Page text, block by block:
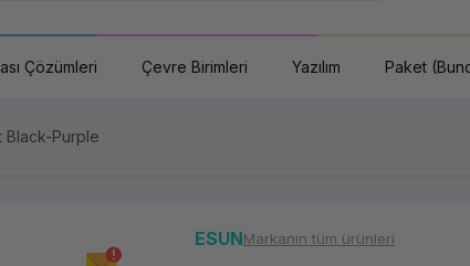
Çözümleri Çevre Birimleri Yazılım Paket
Black-Purple
ESUNMarkanın tüm ürünleri